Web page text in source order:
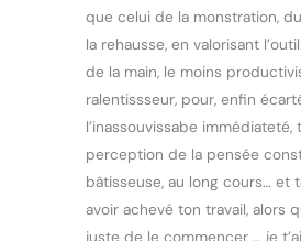
que celui de la monstration,
la rehausse, en valorisant
de la main, le moins
ralentissseur, pour, enfin
l’inassouvissabe immédiateté,
perception de la pensée
bâtisseuse, au long cours… et
avoir achevé ton travail, alors
juste de le commencer … je